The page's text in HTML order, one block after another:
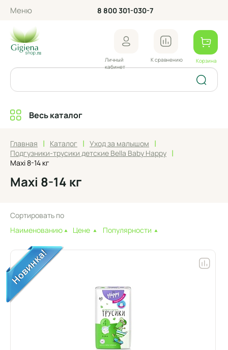
Меню 8 800 301-030-7
Личный
кабинет
К сравнению Корзина
Весь каталог
Главная | Каталог | Уход за малышом |
Подгузники-трусики детские Bella Baby Happy |
Maxi 8-14 кг
Maxi 8-14 кг
Сортировать по
Наименованию
Цене Популярности